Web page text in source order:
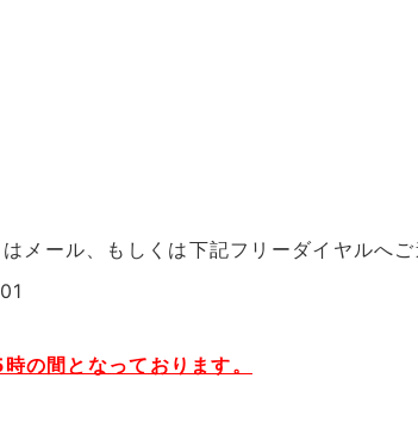
メール、もしくは下記フリーダイヤルへご
の間となっております。